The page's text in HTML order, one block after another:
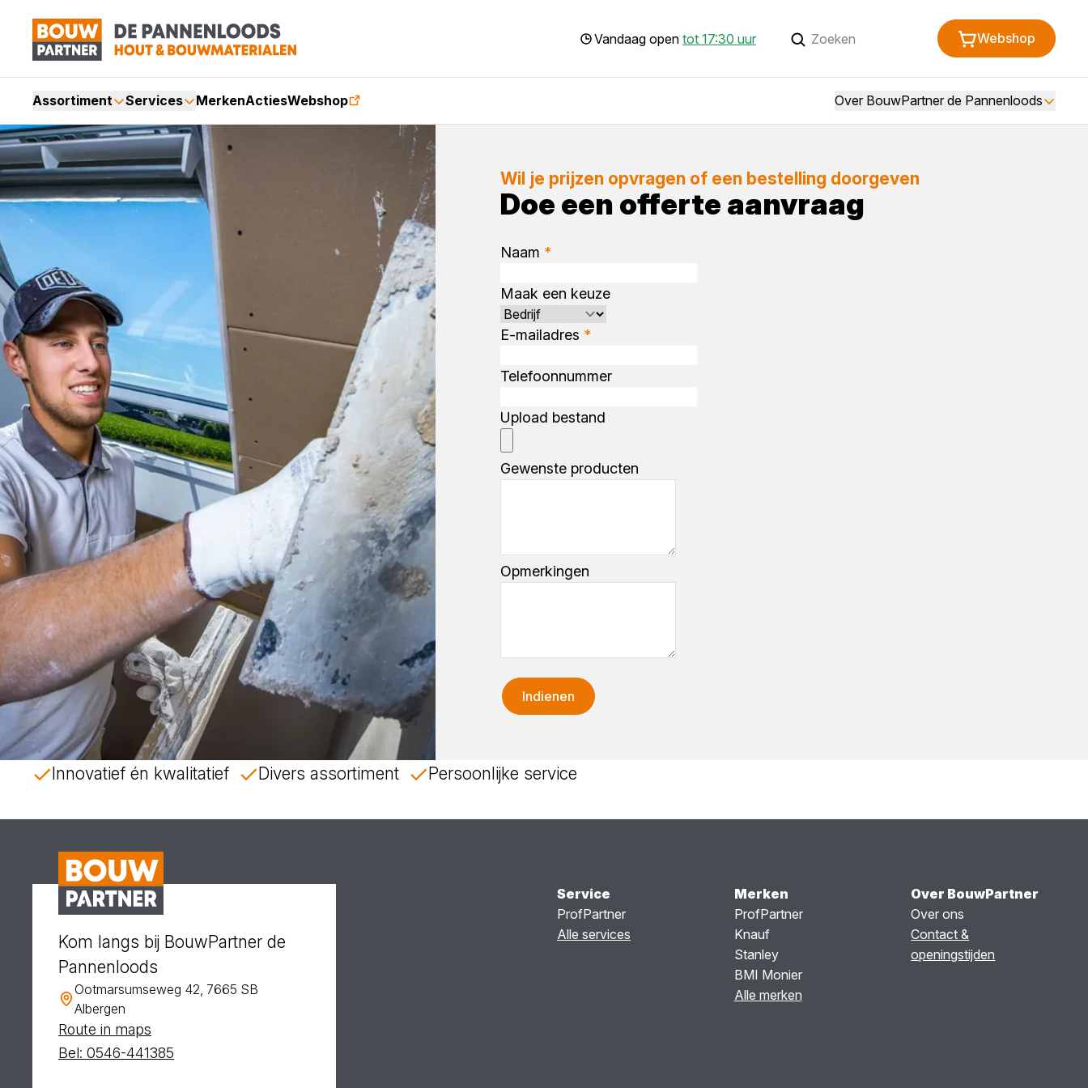
Vandaag open tot 17:30 uur Webshop
Assortiment Services MerkenActiesWebshop Over BouwPartner de Pannenloods
Wil je prijzen opvragen of een bestelling doorgeven
Doe een offerte aanvraag
Naam *
Maak een keuze
E-mailadres *
Telefoonnummer
Upload bestand
Gewenste producten
Opmerkingen
Indienen
Innovatief én kwalitatief Divers assortiment Persoonlijke service
Kom langs bij BouwPartner de
Pannenloods
Ootmarsumseweg 42, 7665 SB
Albergen
Route in maps
Bel: 0546-441385
Service
ProfPartner
Alle services
Merken
ProfPartner
Knauf
Stanley
BMI Monier
Alle merken
Over BouwPartner
Over ons
Contact &
openingstijden